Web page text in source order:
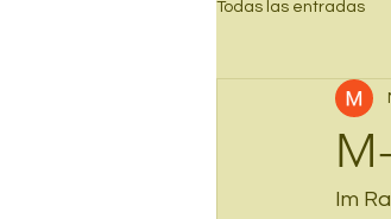
Todas las entradas
Im